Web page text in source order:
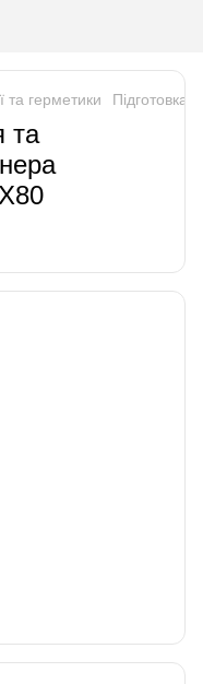
та герметики Підготовка
та